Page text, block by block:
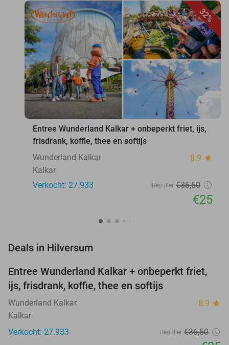
32%
favorite_border
Entree Wunderland Kalkar + onbeperkt friet, ijs,
frisdrank, koffie, thee en softijs
Wunderland Kalkar
8.9 star
Kalkar
Verkocht: 27.933
Regulier €36,50
€25
Deals in Hilversum
32%
Entree Wunderland Kalkar + onbeperkt friet,
ijs, frisdrank, koffie, thee en softijs
Wunderland Kalkar 8.9 star
Kalkar
Verkocht: 27.933
Regulier €36,50